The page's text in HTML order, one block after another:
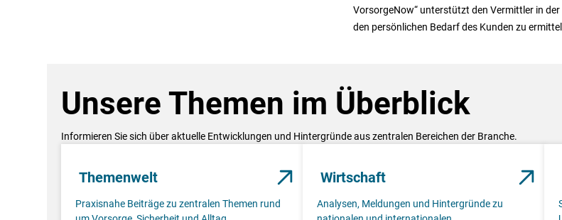
VorsorgeNow“ unterstützt den Vermittler in
den persönlichen Bedarf des Kunden zu
Unsere Themen im Überblick
Informieren Sie sich über aktuelle Entwicklungen und Hintergründe aus zentralen Bereichen der Branche.
Themenwelt
Praxisnahe Beiträge zu zentralen Themen rund
Wirtschaft
Analysen, Meldungen und Hintergründe zu